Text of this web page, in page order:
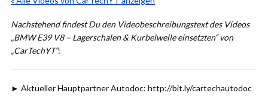
Nachstehend findest Du den Videobeschreibungstext des Videos
„BMW E39 V8 – Lagerschalen & Kurbelwelle einsetzten“ von
„CarTechYT“:
► Aktueller Hauptpartner Autodoc: http://bit.ly/cartechautodoc